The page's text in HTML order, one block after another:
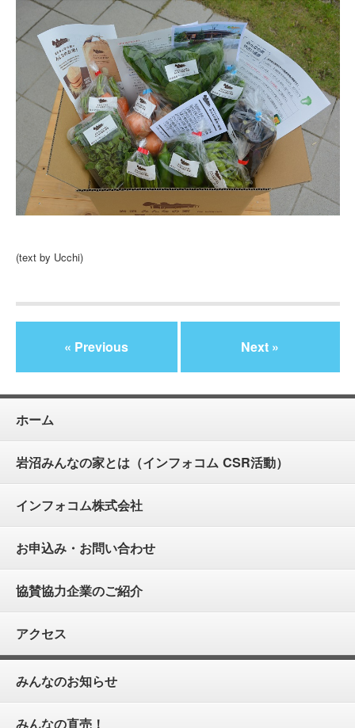
(text by Ucchi)
« Previous Next »
ホーム
岩沼みんなの家とは（インフォコム CSR活動）
インフォコム株式会社
お申込み・お問い合わせ
協賛協力企業のご紹介
アクセス
みんなのお知らせ
みんなの直売！